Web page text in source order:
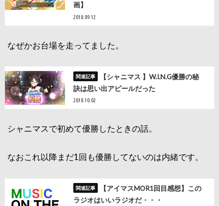
画】
2018.09.12
なぜかお台場を走ってました。
【シャニマス 】W.I.N.G優勝の秘
訣は思い出アピールだった
2018.10.02
シャニマスで初めて優勝したときの話。
なおこれ以降まだ1回も優勝してないのは内緒です。
【アイマスMOR1回目感想】この
ラジオはいいラジオだ・・・